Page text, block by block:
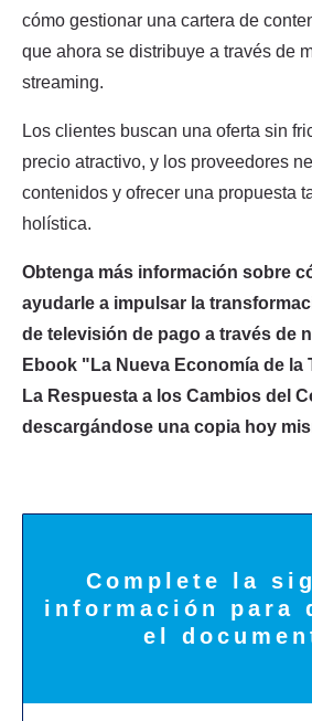
cómo gestionar una cartera de
que ahora se distribuye a través de
streaming.
Los clientes buscan una oferta sin
precio atractivo, y los proveedores
contenidos y ofrecer una propuesta
holística.
Obtenga más información sobre
ayudarle a impulsar la
de televisión de pago a través de
Ebook "La Nueva Economía de la
La Respuesta a los Cambios del
descargándose una copia hoy
Complete la
información para
el